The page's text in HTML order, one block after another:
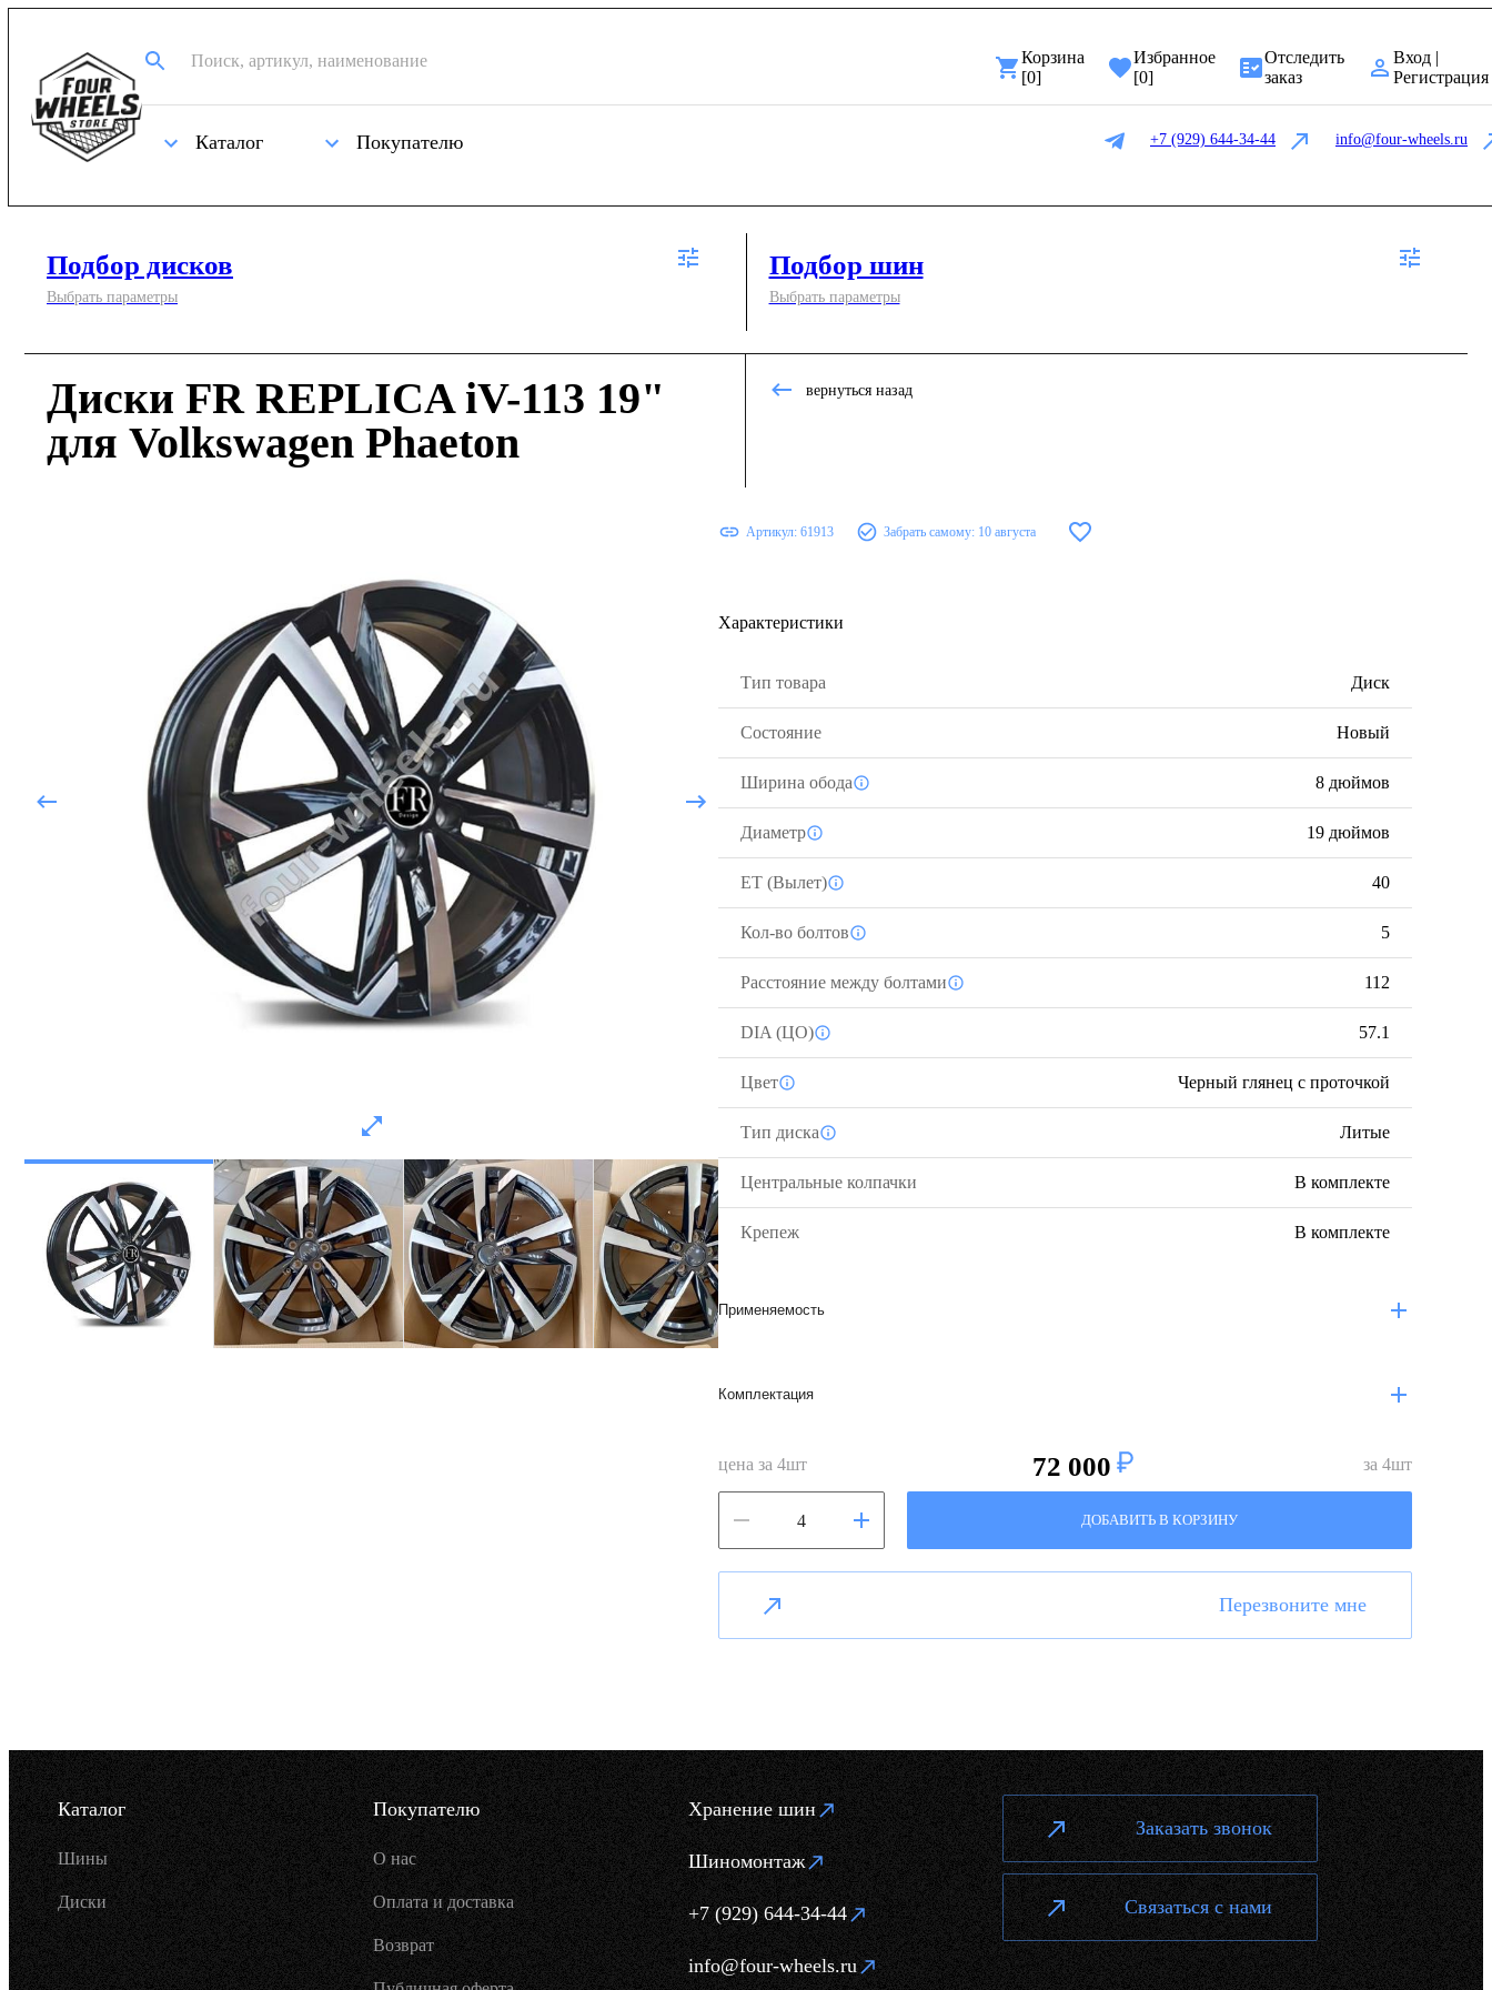
Корзина
[0]
Избранное
[0]
Отследить
заказ
Вход |
Регистрация
Каталог Покупателю +7 (929) 644-34-44 info@four-wheels.ru
Подбор дисков
Выбрать параметры
Подбор шин
Выбрать параметры
Диски FR REPLICA iV-113 19"
для Volkswagen Phaeton
вернуться назад
Артикул: 61913 Забрать самому: 10 августа
Характеристики
Тип товара Диск
Состояние Новый
Ширина обода 8 дюймов
Диаметр 19 дюймов
ЕТ (Вылет) 40
Кол-во болтов 5
Расстояние между болтами 112
DIA (ЦО) 57.1
Цвет Черный глянец с проточкой
Тип диска Литые
Центральные колпачки В комплекте
Крепеж В комплекте
Применяемость
Комплектация
цена за 4шт 72 000 за 4шт
ДОБАВИТЬ В КОРЗИНУ
Перезвоните мне
Каталог
Шины
Диски
Покупателю
О нас
Оплата и доставка
Возврат
Хранение шин
Шиномонтаж
+7 (929) 644-34-44
info@four-wheels.ru
Заказать звонок
Связаться с нами